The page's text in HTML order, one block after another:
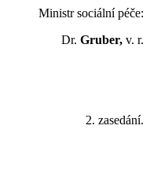
Ministr sociální péče:
Dr. Gruber, v. r.
2. zasedání.